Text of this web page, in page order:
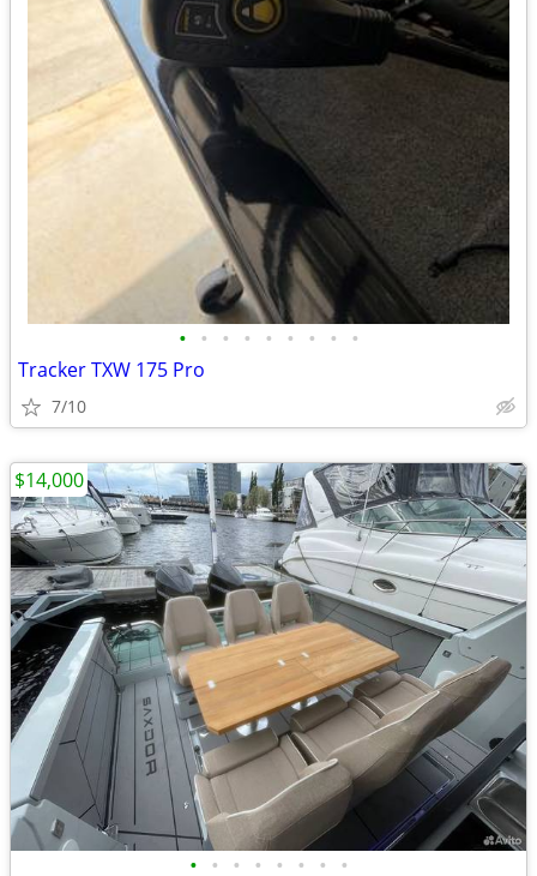
• • • • • • • • •
Tracker TXW 175 Pro
7/10
• • • • • • • •
$14,000